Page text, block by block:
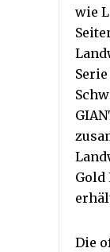
wie
Gold
Die